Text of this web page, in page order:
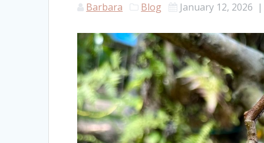
Barbara Blog January 12, 2026